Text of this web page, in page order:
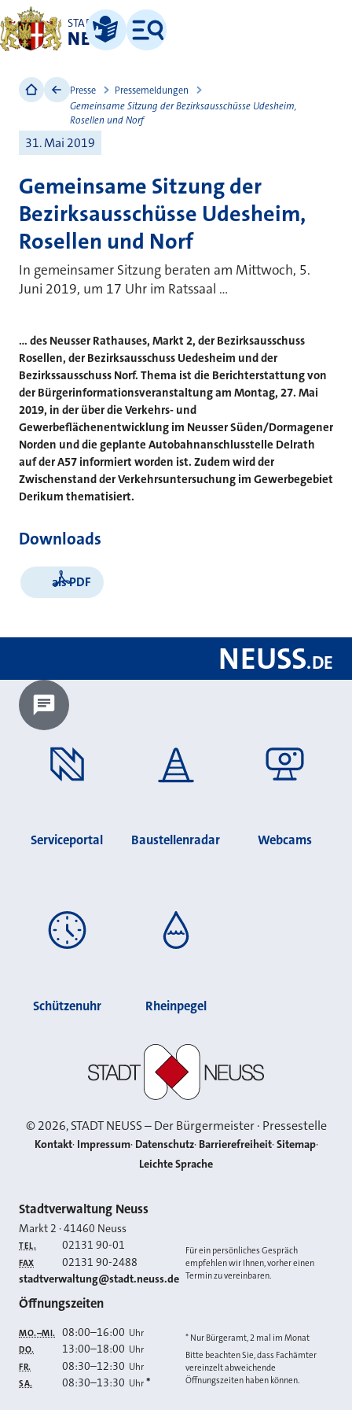
STADT
NEUSS
Leichte Sprache
Menü
Presse
Pressemeldungen
Gemeinsame Sitzung der Bezirksausschüsse Udesheim,
Rosellen und Norf
31. Mai 2019
Gemeinsame Sitzung der
Bezirksausschüsse Udesheim,
Rosellen und Norf
In gemeinsamer Sitzung beraten am Mittwoch, 5.
Juni 2019, um 17 Uhr im Ratssaal ...
... des Neusser Rathauses, Markt 2, der Bezirksausschuss
Rosellen, der Bezirksausschuss Uedesheim und der
Bezirkssausschuss Norf. Thema ist die Berichterstattung von
der Bürgerinformationsveranstaltung am Montag, 27. Mai
2019, in der über die Verkehrs- und
Gewerbeflächenentwicklung im Neusser Süden/Dormagener
Norden und die geplante Autobahnanschlusstelle Delrath
auf der A57 informiert worden ist. Zudem wird der
Zwischenstand der Verkehrsuntersuchung im Gewerbegebiet
Derikum thematisiert.
Downloads
als PDF
NEUSS.DE
Chatbot laden?
Serviceportal Baustellenradar Webcams
Schützenuhr Rheinpegel
©2026, STADT NEUSS – Der Bürgermeister · Pressestelle
Kontakt Impressum Datenschutz Barrierefreiheit Sitemap
Leichte Sprache
Kontakt
Stadtverwaltung Neuss
Markt 2 ·41460 Neuss
TEL. 02131 90-01
FAX 02131 90-2488
E-MAIL
stadtverwaltung@stadt.neuss.de
Für ein persönliches Gespräch
empfehlen wir Ihnen, vorher einen
Termin zu vereinbaren.
Öffnungszeiten
MO.–MI. 08:00–16:00 Uhr
DO. 13:00–18:00 Uhr
FR. 08:30–12:30 Uhr
SA. 08:30–13:30 Uhr *
* Nur Bürgeramt, 2 mal im Monat
Bitte beachten Sie, dass Fachämter
vereinzelt abweichende
Öffnungszeiten haben können.